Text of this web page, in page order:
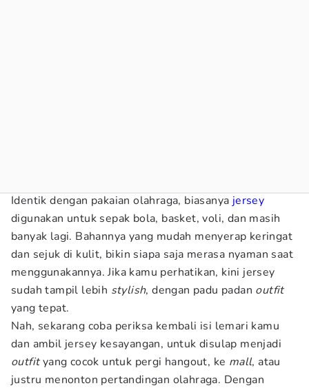
Identik dengan pakaian olahraga, biasanya jersey
digunakan untuk sepak bola, basket, voli, dan masih
banyak lagi. Bahannya yang mudah menyerap keringat
dan sejuk di kulit, bikin siapa saja merasa nyaman saat
menggunakannya. Jika kamu perhatikan, kini jersey
sudah tampil lebih stylish, dengan padu padan outfit
yang tepat.
Nah, sekarang coba periksa kembali isi lemari kamu
dan ambil jersey kesayangan, untuk disulap menjadi
outfityang cocok untuk pergi hangout, ke mall, atau
justru menonton pertandingan olahraga. Dengan